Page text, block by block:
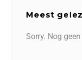
Meest
Sorry. Nog